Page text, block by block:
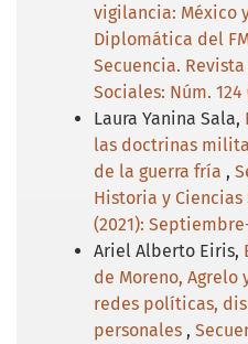
vigilancia: México
Diplomática del
Secuencia.
Sociales: Núm.
Laura Yanina Sala,
las doctrinas
de la guerra fría ,
Historia y Ciencias
(2021):
Ariel Alberto Eiris,
de Moreno, Agrelo
redes políticas,
personales ,